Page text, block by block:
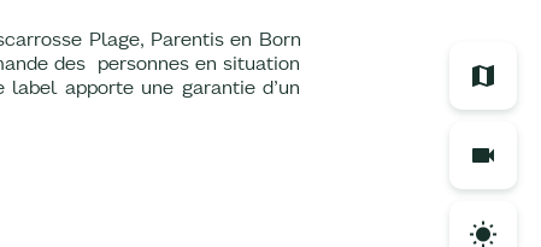
Plage, Parentis en Born
des personnes en situation
apporte une garantie d’un